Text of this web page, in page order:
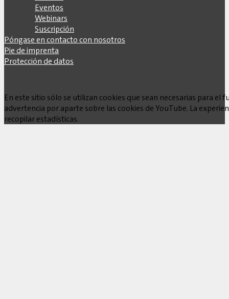
Eventos
Webinars
Suscripción
Póngase en contacto con nosotros
Pie de imprenta
Protección de datos
En este sitio sólo se utilizan cookies que sean necesarias para
advertencia por aparte sobre las cookies de YouTube. La
recopilar estadísticas.